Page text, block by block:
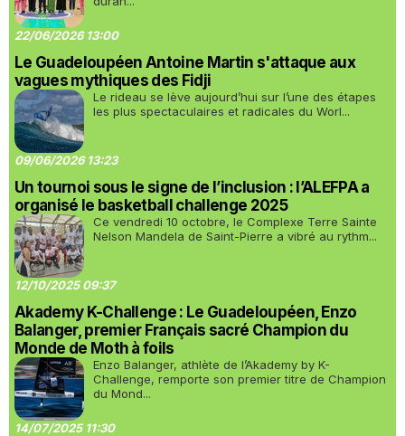
22/06/2026 13:00
Le Guadeloupéen Antoine Martin s'attaque aux
vagues mythiques des Fidji
Le rideau se lève aujourd’hui sur l’une des étapes
les plus spectaculaires et radicales du Worl...
09/06/2026 13:23
Un tournoi sous le signe de l’inclusion : l’ALEFPA a
organisé le basketball challenge 2025
Ce vendredi 10 octobre, le Complexe Terre Sainte
Nelson Mandela de Saint-Pierre a vibré au rythm...
12/10/2025 09:37
Akademy K-Challenge : Le Guadeloupéen, Enzo
Balanger, premier Français sacré Champion du
Monde de Moth à foils
Enzo Balanger, athlète de l’Akademy by K-
Challenge, remporte son premier titre de Champion
du Mond...
14/07/2025 11:30